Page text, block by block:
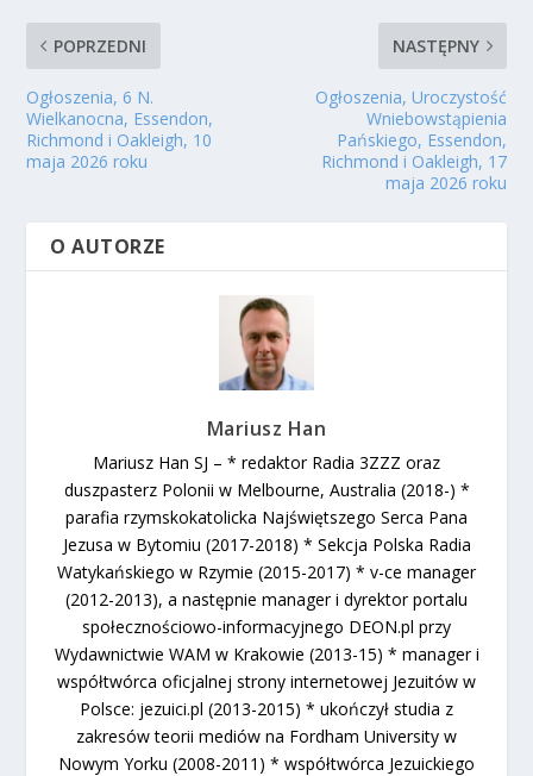
POPRZEDNI
Ogłoszenia, 6 N.
Wielkanocna, Essendon,
Richmond i Oakleigh, 10
maja 2026 roku
NASTĘPNY
Ogłoszenia, Uroczystość
Wniebowstąpienia
Pańskiego, Essendon,
Richmond i Oakleigh, 17
maja 2026 roku
O AUTORZE
Mariusz Han
Mariusz Han SJ – * redaktor Radia 3ZZZ oraz
duszpasterz Polonii w Melbourne, Australia (2018-) *
parafia rzymskokatolicka Najświętszego Serca Pana
Jezusa w Bytomiu (2017-2018) * Sekcja Polska Radia
Watykańskiego w Rzymie (2015-2017) * v-ce manager
(2012-2013), a następnie manager i dyrektor portalu
społecznościowo-informacyjnego DEON.pl przy
Wydawnictwie WAM w Krakowie (2013-15) * manager i
współtwórca oficjalnej strony internetowej Jezuitów w
Polsce: jezuici.pl (2013-2015) * ukończył studia z
zakresów teorii mediów na Fordham University w
Nowym Yorku (2008-2011) * współtwórca Jezuickiego